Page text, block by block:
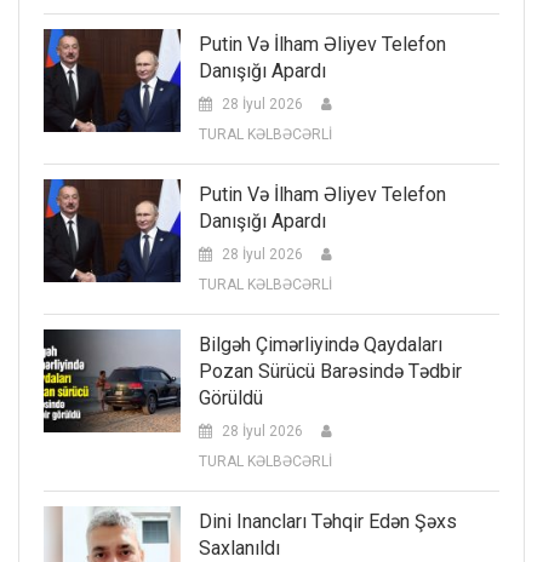
Putin Və İlham Əliyev Telefon
Danışığı Apardı
28 İyul 2026
TURAL KƏLBƏCƏRLİ
Putin Və İlham Əliyev Telefon
Danışığı Apardı
28 İyul 2026
TURAL KƏLBƏCƏRLİ
Bilgəh Çimərliyində Qaydaları
Pozan Sürücü Barəsində Tədbir
Görüldü
28 İyul 2026
TURAL KƏLBƏCƏRLİ
Dini Inancları Təhqir Edən Şəxs
Saxlanıldı